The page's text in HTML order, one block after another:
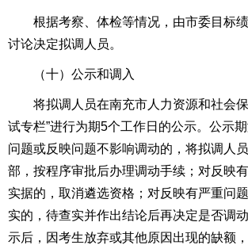
根据考察、体检等情况，由市委目标绩
讨论决定拟调人员。
（十）公示和调入
将拟调人员在南充市人力资源和社会保
试专栏”进行为期5个工作日的公示。公示
问题或反映问题不影响调动的，将拟调人
部，按程序审批后办理调动手续；对反映
实据的，取消遴选资格；对反映有严重问
实的，待查实并作出结论后再决定是否调
示后，因考生放弃或其他原因出现的缺额，